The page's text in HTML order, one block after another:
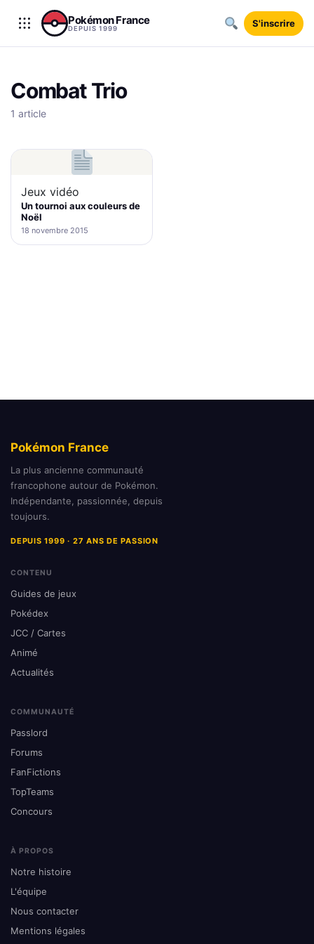
Aller au contenu
Pokémon France
DEPUIS 1999 S'inscrire
Combat Trio
1 article
Jeux vidéo
Un tournoi aux couleurs de
Noël
18 novembre 2015
Pokémon France
La plus ancienne communauté
francophone autour de Pokémon.
Indépendante, passionnée, depuis
toujours.
DEPUIS 1999 · 27 ANS DE PASSION
CONTENU
Guides de jeux
Pokédex
JCC / Cartes
Animé
Actualités
COMMUNAUTÉ
Passlord
Forums
FanFictions
TopTeams
Concours
À PROPOS
Notre histoire
L'équipe
Nous contacter
Mentions légales